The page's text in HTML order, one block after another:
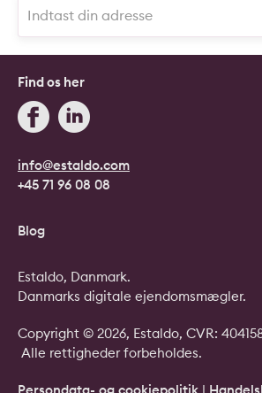
info@estaldo.com
+45 71 96 08 08
Find os her
Blog
Copyright © 2026, Estaldo, CVR:
Alle rettigheder forbeholdes.
Persondata- og cookiepolitik |
Estaldo, Danmark.
Danmarks digitale ejendomsmægler.